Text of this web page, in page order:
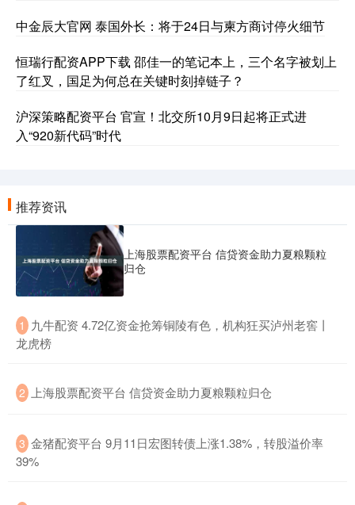
中金辰大官网 泰国外长：将于24日与柬方商讨停火细节
恒瑞行配资APP下载 邵佳一的笔记本上，三个名字被划上
了红叉，国足为何总在关键时刻掉链子？
沪深策略配资平台 官宣！北交所10月9日起将正式进
入“920新代码”时代
推荐资讯
上海股票配资平台 信贷资金助力夏粮颗粒
归仓
1 ​九牛配资 4.72亿资金抢筹铜陵有色，机构狂买泸州老窖丨
龙虎榜
2 ​上海股票配资平台 信贷资金助力夏粮颗粒归仓
3 ​金猪配资平台 9月11日宏图转债上涨1.38%，转股溢价率
39%